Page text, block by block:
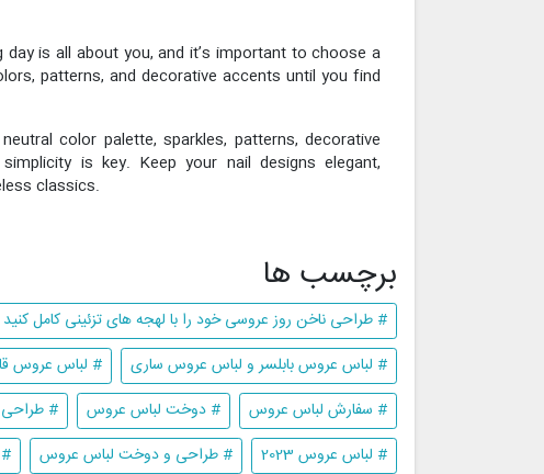
is all about you, and it’s important to choose a
patterns, and decorative accents until you find
color palette, sparkles, patterns, decorative
is key. Keep your nail designs elegant,
classics.
برچسب ها
# طراحی ناخن روز عروسی خود را با لهجه های تزئینی کامل کنید
# لباس عروس بابلسر و لباس عروس ساری
# لباس عروس
# سفارش لباس عروس
# دوخت لباس عروس #
# لباس عروس 2023
# طراحی و دوخت لباس عروس